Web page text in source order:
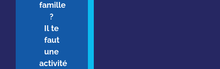
famille
?
Il te
faut
une
activité